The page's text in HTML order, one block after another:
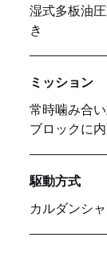
湿式多板油
き
ミッション
常時噛み合
ブロックに
駆動方式
カルダンシ